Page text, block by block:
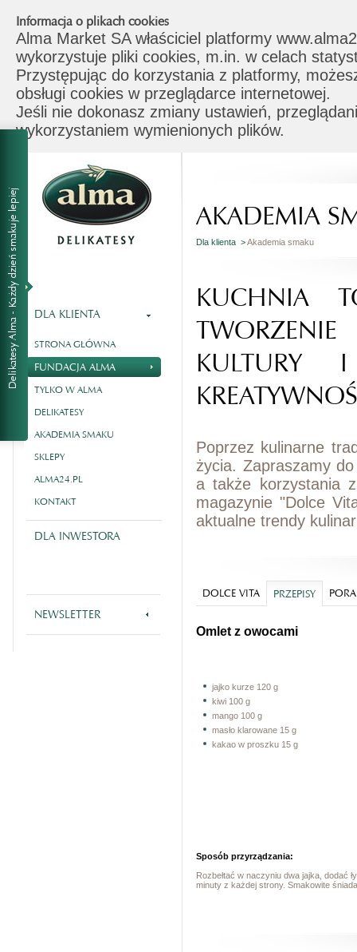
Informacja o plikach cookies
Alma Market SA właściciel platformy
wykorzystuje pliki cookies, m.in. w celach
Przystępując do korzystania z platformy,
obsługi cookies w przeglądarce internetowej.
Jeśli nie dokonasz zmiany ustawień,
wykorzystaniem wymienionych plików.
DLA KLIENTA
STRONA GŁÓWNA
FUNDACJA ALMA
TYLKO W ALMA
DELIKATESY
AKADEMIA SMAKU
SKLEPY
ALMA24.PL
KONTAKT
DLA INWESTORA
NEWSLETTER
AKADEMIA
Dla klienta >Akademia smaku
KUCHNIA
KULTURY I
Poprzez kulinarne
życia. Zapraszamy
a także korzystania
magazynie "Dolce
aktualne trendy
DOLCE VITA PRZEPISY
Omlet z owocami
jajko kurze 120 g
kiwi 100 g
mango 100 g
masło klarowane 15 g
kakao w proszku 15 g
Sposób przyrządzania:
Rozbełtać w naczyniu dwa jajka, dodać
minuty z każdej strony. Smakowite